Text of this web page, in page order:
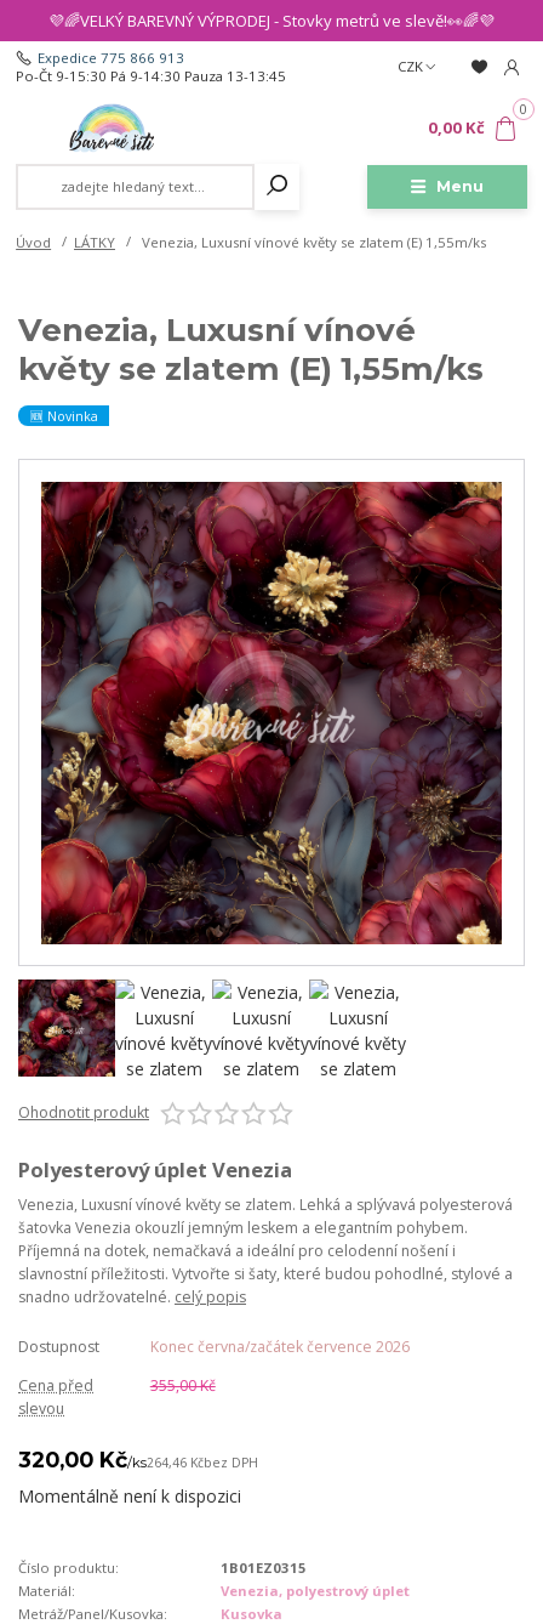
💜🌈VELKÝ BAREVNÝ VÝPRODEJ - Stovky metrů ve slevě!👀🌈💜
Menu
CZK
Expedice 775 866 913
Po-Čt 9-15:30 Pá 9-14:30 Pauza 13-13:45
0
0,00 Kč
Úvod LÁTKY Venezia, Luxusní vínové květy se zlatem (E) 1,55m/ks
Venezia, Luxusní vínové
květy se zlatem (E) 1,55m/ks
🆕 Novinka
Ohodnotit produkt
Polyesterový úplet Venezia
Venezia, Luxusní vínové květy se zlatem. Lehká a splývavá polyesterová
šatovka Venezia okouzlí jemným leskem a elegantním pohybem.
Příjemná na dotek, nemačkavá a ideální pro celodenní nošení i
slavnostní příležitosti. Vytvořte si šaty, které budou pohodlné, stylové a
snadno udržovatelné. celý popis
Dostupnost
Konec června/začátek července 2026
Cena před
slevou
355,00 Kč
320,00 Kč/ks264,46 Kčbez DPH
Momentálně není k dispozici
Číslo produktu:
1B01EZ0315
Materiál:
Venezia, polyestrový úplet
Metráž/Panel/Kusovka:
Kusovka